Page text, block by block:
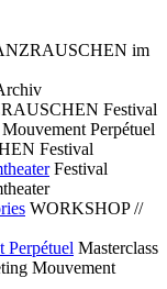
im
Festival
Mouvement Perpétuel
Festival
Festival
WORKSHOP //
Perpétuel Masterclass
Mouvement